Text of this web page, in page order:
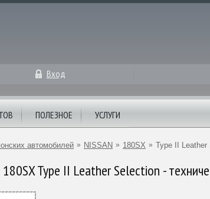
Вход
ПОЛЕЗНОЕ УСЛУГИ
автомобилей » NISSAN » 180SX » Type II Leather
180SX Type II Leather Selection -